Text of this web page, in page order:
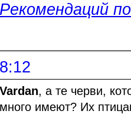
Рекомендаций
Vardan, а те черви,
много имеют? Их